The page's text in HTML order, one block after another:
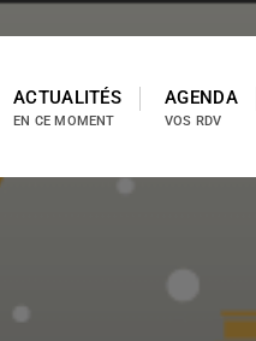
ACTUALITÉS
EN CE MOMENT
AGENDA
VOS RDV